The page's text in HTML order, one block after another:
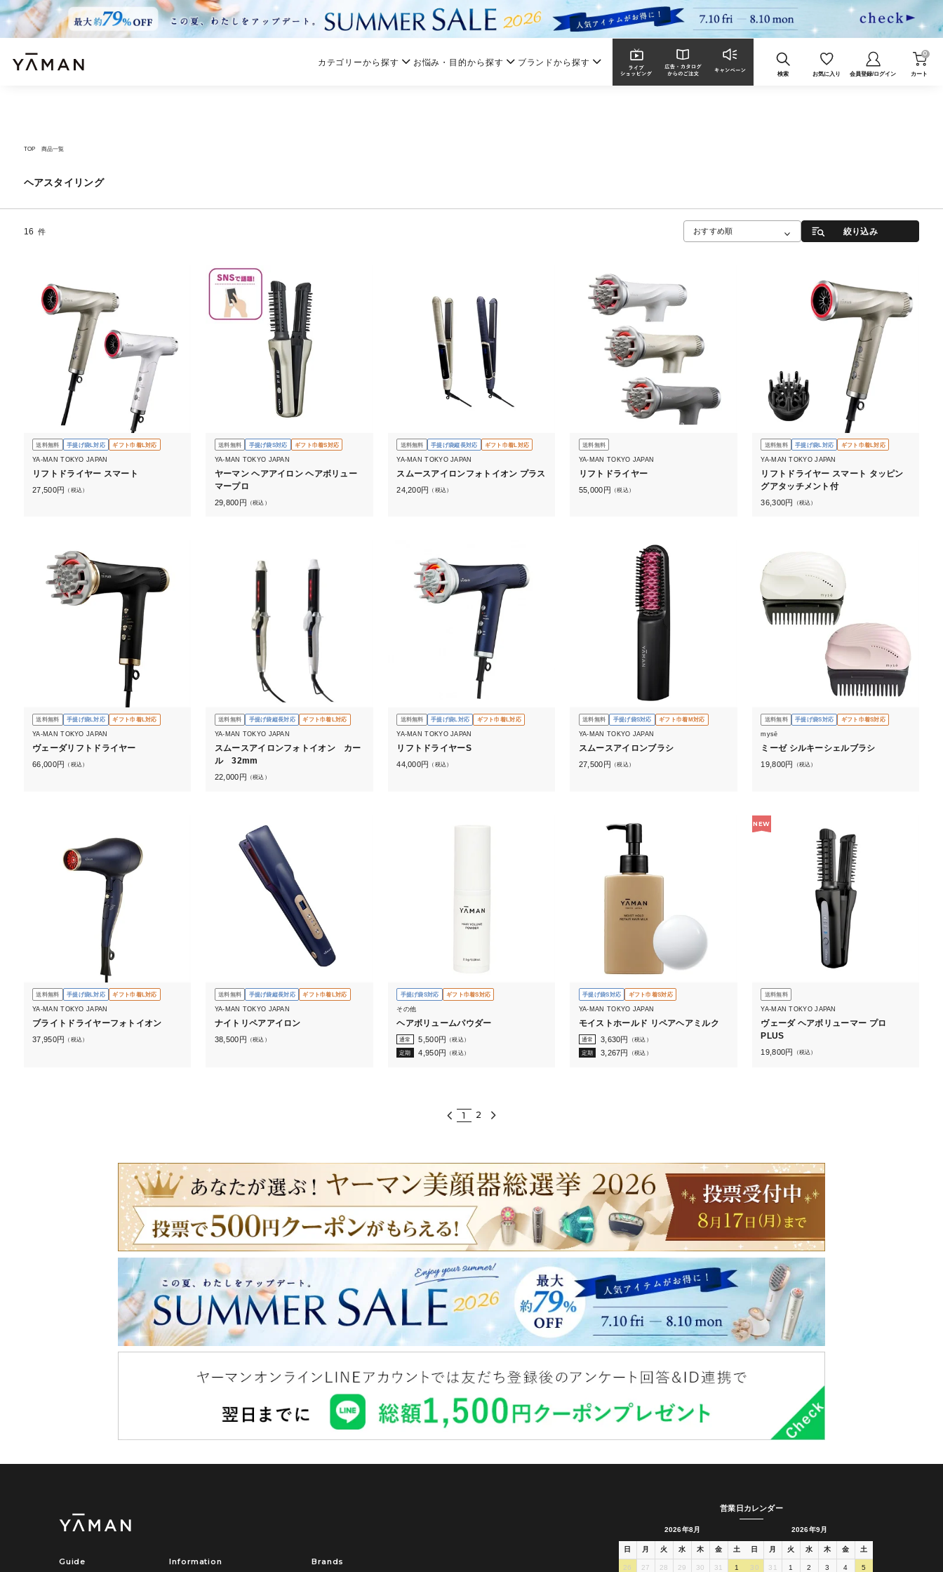
カテゴリーから探す お悩み・目的から探す ブランドから探す
検索 お気に入り 会員登録/ログイン カート
0
TOP 商品一覧
ヘアスタイリング
16 件 おすすめ順 絞り込み
送料無料 手提げ袋L対応 ギフト巾着L対応
YA-MAN TOKYO JAPAN
リフトドライヤー スマート
27,500円 （税込）
送料無料 手提げ袋S対応 ギフト巾着S対応
YA-MAN TOKYO JAPAN
ヤーマン ヘアアイロン ヘアボリュー
マープロ
29,800円 （税込）
送料無料 手提げ袋縦長対応 ギフト巾着L対応
YA-MAN TOKYO JAPAN
スムースアイロンフォトイオン プラス
24,200円 （税込）
送料無料
YA-MAN TOKYO JAPAN
リフトドライヤー
55,000円 （税込）
送料無料 手提げ袋L対応 ギフト巾着L対応
YA-MAN TOKYO JAPAN
リフトドライヤー スマート タッピン
グアタッチメント付
36,300円 （税込）
送料無料 手提げ袋L対応 ギフト巾着L対応
YA-MAN TOKYO JAPAN
ヴェーダリフトドライヤー
66,000円 （税込）
送料無料 手提げ袋縦長対応 ギフト巾着L対応
YA-MAN TOKYO JAPAN
スムースアイロンフォトイオン カー
ル 32mm
22,000 円 （税込）
送料無料 手提げ袋L対応 ギフト巾着L対応
YA-MAN TOKYO JAPAN
リフトドライヤーS
44,000円 （税込）
送料無料 手提げ袋S対応 ギフト巾着M対応
YA-MAN TOKYO JAPAN
スムースアイロンブラシ
27,500 円 （税込）
送料無料 手提げ袋S対応 ギフト巾着S対応
mysē
ミーゼ シルキーシェルブラシ
19,800円 （税込）
送料無料 手提げ袋L対応 ギフト巾着L対応
YA-MAN TOKYO JAPAN
ブライトドライヤーフォトイオン
37,950円 （税込）
送料無料 手提げ袋縦長対応 ギフト巾着L対応
YA-MAN TOKYO JAPAN
ナイトリペアアイロン
38,500円 （税込）
手提げ袋S対応 ギフト巾着S対応
その他
ヘアボリュームパウダー
通常 5,500円 （税込）
定期
4,950円 （税込）
手提げ袋S対応 ギフト巾着S対応
YA-MAN TOKYO JAPAN
モイストホールド リペアヘアミルク
通常 3,630円
（税込）
定期
3,267円 （税込）
NEW
送料無料
YA-MAN TOKYO JAPAN
ヴェーダ ヘアボリューマー プロ
PLUS
19,800円 （税込）
1 2
Guide Information Brands
営業日カレンダー
2026年8月
日 月 火 水 木 金 土
26 27 28 29 30 31 1
2026年9月
日 月 火 水 木 金 土
30 31 1 2 3 4 5